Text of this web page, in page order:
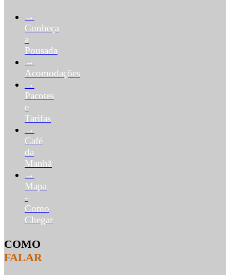
→
Conheça
a
Pousada
→
Acomodações
→
Pacotes
e
Tarifas
→
Café
da
Manhã
→
Mapa
-
Como
Chegar
COMO
FALAR